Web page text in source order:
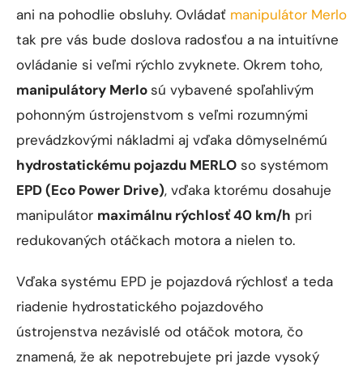
ani na pohodlie obsluhy. Ovládať manipulátor Merlo
tak pre vás bude doslova radosťou a na intuitívne
ovládanie si veľmi rýchlo zvyknete. Okrem toho,
manipulátory Merlosú vybavené spoľahlivým
pohonným ústrojenstvom s veľmi rozumnými
prevádzkovými nákladmi aj vďaka dômyselnémú
hydrostatickému pojazdu MERLO so systémom
EPD (Eco Power Drive), vďaka ktorému dosahuje
manipulátor maximálnu rýchlosť 40 km/h pri
redukovaných otáčkach motora a nielen to.
Vďaka systému EPD je pojazdová rýchlosť a teda
riadenie hydrostatického pojazdového
ústrojenstva nezávislé od otáčok motora, čo
znamená, že ak nepotrebujete pri jazde vysoký